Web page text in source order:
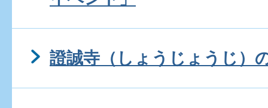
證誠寺（しょうじょうじ）